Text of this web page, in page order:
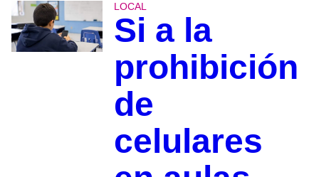
LOCAL
Si a la
prohibición
de
celulares